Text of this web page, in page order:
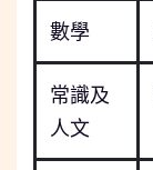
數學
常識及
人文